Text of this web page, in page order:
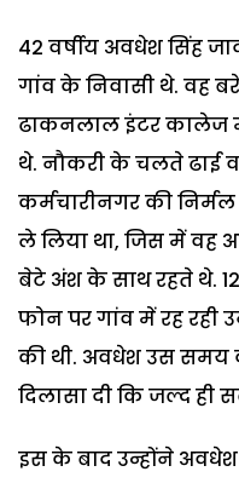
42 वर्षीय अवधेश सिंह
गांव के निवासी थे. वह
ढाकनलाल इंटर कालेज
थे. नौकरी के चलते ढाई
कर्मचारीनगर की
ले लिया था, जिस में वह
बेटे अंश के साथ रहते थे.
फोन पर गांव में रह रही
की थी. अवधेश उस समय
दिलासा दी कि जल्द ही
इस के बाद उन्होंने